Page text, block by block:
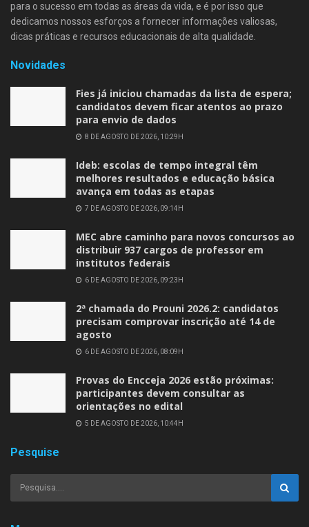
para o sucesso em todas as áreas da vida, e é por isso que
dedicamos nossos esforços a fornecer informações valiosas,
dicas práticas e recursos educacionais de alta qualidade.
Novidades
Fies já iniciou chamadas da lista de espera;
candidatos devem ficar atentos ao prazo
para envio de dados
8 DE AGOSTO DE 2026, 10:29H
Ideb: escolas de tempo integral têm
melhores resultados e educação básica
avança em todas as etapas
7 DE AGOSTO DE 2026, 09:14H
MEC abre caminho para novos concursos ao
distribuir 937 cargos de professor em
institutos federais
6 DE AGOSTO DE 2026, 09:23H
2ª chamada do Prouni 2026.2: candidatos
precisam comprovar inscrição até 14 de
agosto
6 DE AGOSTO DE 2026, 08:09H
Provas do Encceja 2026 estão próximas:
participantes devem consultar as
orientações no edital
5 DE AGOSTO DE 2026, 10:44H
Pesquise